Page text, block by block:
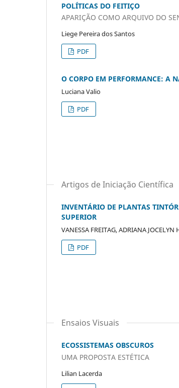
POLÍTICAS DO FEITIÇO
APARIÇÃO COMO ARQUIVO DO
Liege Pereira dos Santos
PDF
O CORPO EM PERFORMANCE: A
Luciana Valio
PDF
Artigos de Iniciação Científica
INVENTÁRIO DE PLANTAS
SUPERIOR
VANESSA FREITAG, ADRIANA
PDF
Ensaios Visuais
ECOSSISTEMAS OBSCUROS
UMA PROPOSTA ESTÉTICA
Lilian Lacerda